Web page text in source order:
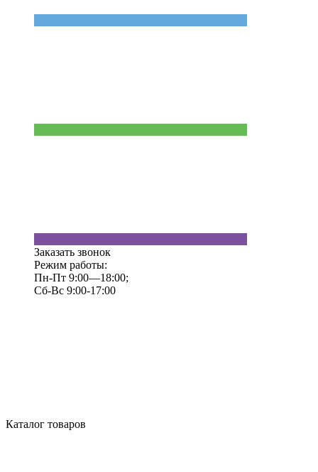
Заказать звонок
Режим работы:
Пн-Пт 9:00—18:00;
Сб-Вс 9:00-17:00
Каталог товаров